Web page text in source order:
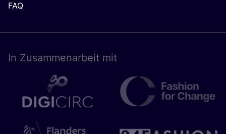
FAQ
In Zusam­men­ar­beit mit